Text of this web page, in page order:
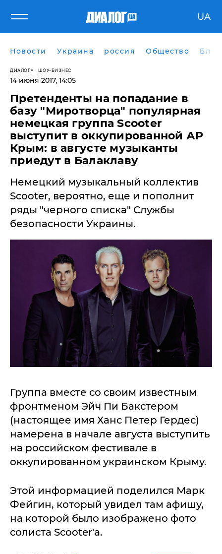
UA
Новости Украина россия Общество
ДИАЛОГ ШОУ-БИЗНЕС
14 июня 2017, 14:05
Претенденты на попадание в
базу "Миротворца" популярная
немецкая группа Scooter
выступит в оккупированной АР
Крым: в августе музыканты
приедут в Балаклаву
Немецкий музыкальный коллектив
Scooter, вероятно, еще и пополнит
ряды "черного списка" Службы
безопасности Украины.
Группа вместе со своим известным
фронтменом Эйч Пи Бакстером
(настоящее имя Ханс Петер Гердес)
намерена в начале августа выступить
на российском фестивале в
оккупированном украинском Крыму.
Этой информацией поделился Марк
Фейгин, который увидел там афишу,
на которой было изображено фото
солиста Scooter'a.